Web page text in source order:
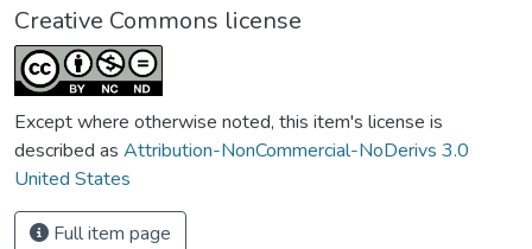
Creative Commons license
Except where otherwise noted, this item's license is
described as Attribution-NonCommercial-NoDerivs 3.0
United States
Full item page